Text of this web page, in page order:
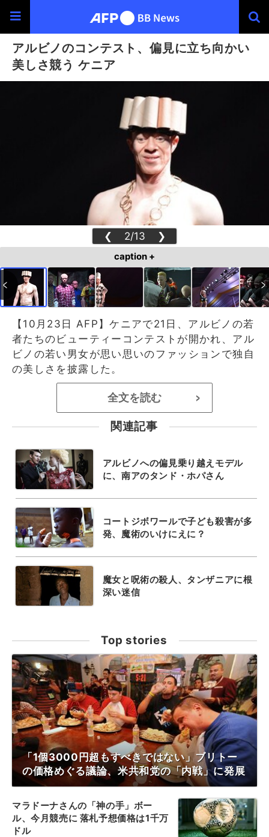
アルビノのコンテスト、偏見に立ち向かい
美しさ競う ケニア
❮ 2/13 ❯
caption +
【10月23日 AFP】ケニアで21日、アルビノの若
者たちのビューティーコンテストが開かれ、アル
ビノの若い男女が思い思いのファッションで独自
の美しさを披露した。
全文を読む >
関連記事
アルビノへの偏見乗り越えモデル
に、南アのタンド・ホパさん
コートジボワールで子ども殺害が多
発、魔術のいけにえに？
魔女と呪術の殺人、タンザニアに根
深い迷信
Top stories
「1個3000円超もすべきではない」ブリトー
の価格めぐる議論、米共和党の「内戦」に発展
マラドーナさんの「神の手」ボー
ル、今月競売に 落札予想価格は1千万
ドル